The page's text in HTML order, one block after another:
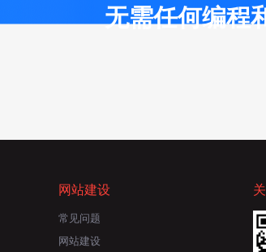
无需任何编程
网站建设
常见问题
网站建设